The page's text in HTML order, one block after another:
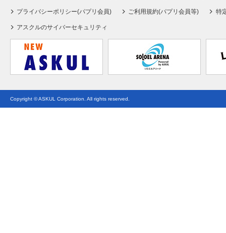
プライバシーポリシー(パプリ会員) ご利用規約(パプリ会員等) 特
アスクルのサイバーセキュリティ
Copyright © ASKUL Corporation. All rights reserved.